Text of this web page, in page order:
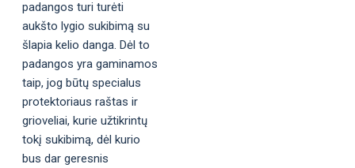
padangos turi turėti
aukšto lygio sukibimą su
šlapia kelio danga. Dėl to
padangos yra gaminamos
taip, jog būtų specialus
protektoriaus raštas ir
grioveliai, kurie užtikrintų
tokį sukibimą, dėl kurio
bus dar geresnis